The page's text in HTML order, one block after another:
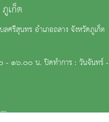
เก็ต
สุนทร อำเภอถลาง จังหวัดภูเก็ต
- ๑๖.๐๐ น. ปิดทำการ : วันจันทร์ -